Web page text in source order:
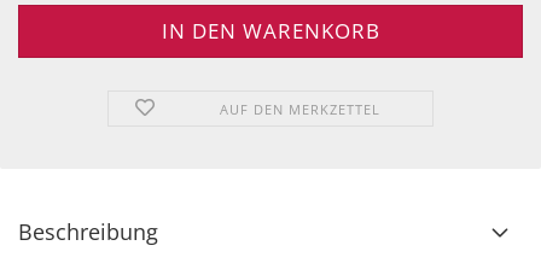
AUF DEN MERKZETTEL
Beschreibung